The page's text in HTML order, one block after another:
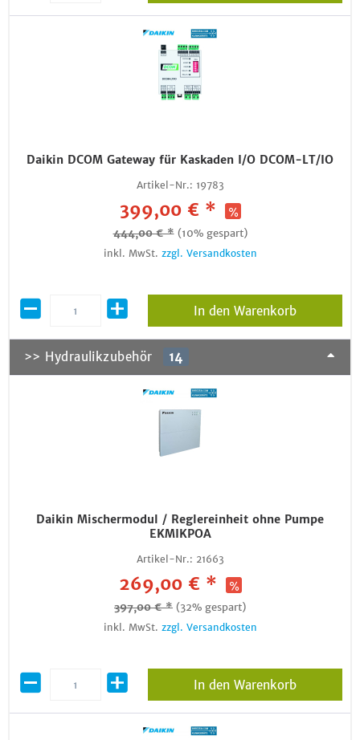
Daikin DCOM Gateway für Kaskaden I/O DCOM-LT/IO
Artikel-Nr.: 19783
399,00 € *
444,00 € * (10% gespart)
inkl. MwSt. zzgl. Versandkosten
In den Warenkorb
>> Hydraulikzubehör 14
Daikin Mischermodul / Reglereinheit ohne Pumpe
EKMIKPOA
Artikel-Nr.: 21663
269,00 € *
397,00 € * (32% gespart)
inkl. MwSt. zzgl. Versandkosten
In den Warenkorb